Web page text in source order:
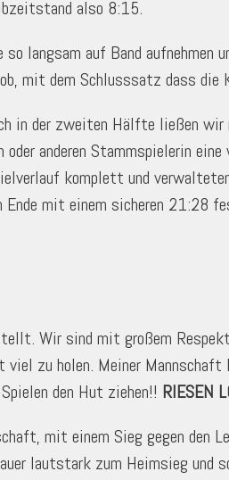
also 8:15.
langsam auf Band
mit dem Schlusssatz dass
in der zweiten Hälfte ließen
oder anderen Stammspielerin
komplett und
Ende mit einem sicheren 21:28
Wir sind mit großem
zu holen. Meiner
den Hut ziehen!! RIESEN
mit einem Sieg gegen
lautstark zum Heimsieg und